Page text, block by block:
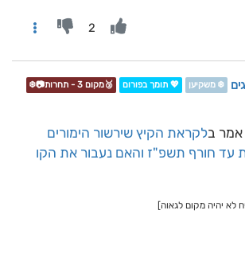
2
❄️ משקיען 💖 תומך בפורום 🥉מקום 3 - תחרות📷❄️
אמר בלקראת הקיץ שירשור הימורים
עד חורף תשפ"ז והאם נעבור את הקו
לא יהיה מקום לגאוה]